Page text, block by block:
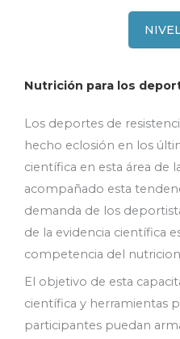
Nutrición para los
Los deportes de
hecho eclosión en los
científica en esta área de
acompañado esta
demanda de los
de la evidencia científica
competencia del
El objetivo de esta
científica y herramientas
participantes puedan